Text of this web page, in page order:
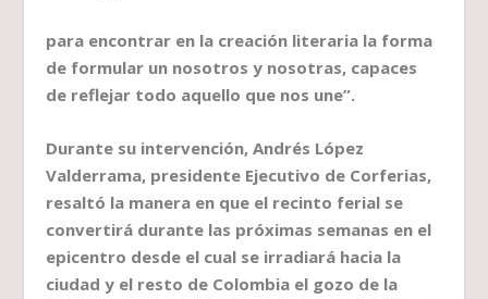
para encontrar en la creación literaria la forma
de formular un nosotros y nosotras, capaces
de reflejar todo aquello que nos une”.
Durante su intervención, Andrés López
Valderrama, presidente Ejecutivo de Corferias,
resaltó la manera en que el recinto ferial se
convertirá durante las próximas semanas en el
epicentro desde el cual se irradiará hacia la
ciudad y el resto de Colombia el gozo de la